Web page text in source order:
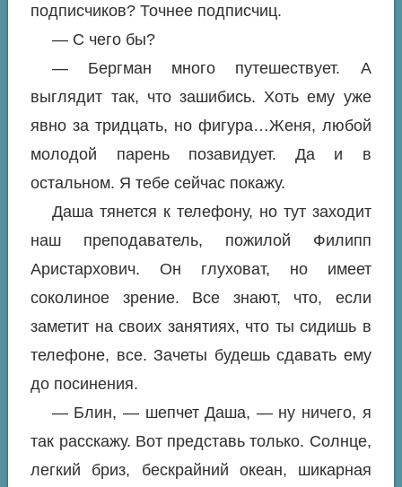
подписчиков? Точнее подписчиц.
— С чего бы?
— Бергман много путешествует. А
выглядит так, что зашибись. Хоть ему уже
явно за тридцать, но фигура…Женя, любой
молодой парень позавидует. Да и в
остальном. Я тебе сейчас покажу.
Даша тянется к телефону, но тут заходит
наш преподаватель, пожилой Филипп
Аристархович. Он глуховат, но имеет
соколиное зрение. Все знают, что, если
заметит на своих занятиях, что ты сидишь в
телефоне, все. Зачеты будешь сдавать ему
до посинения.
— Блин, — шепчет Даша, — ну ничего, я
так расскажу. Вот представь только. Солнце,
легкий бриз, бескрайний океан, шикарная